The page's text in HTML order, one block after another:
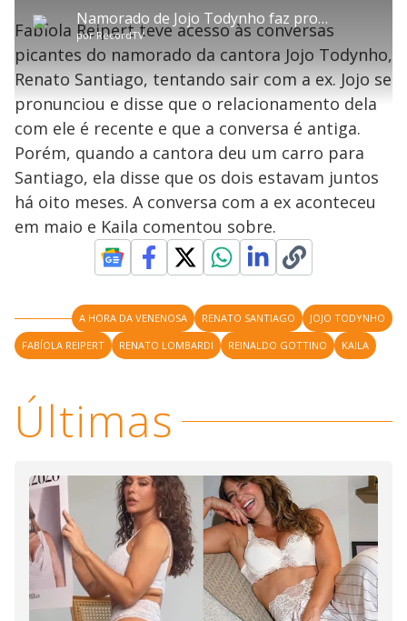
P
l
a
y
V
i
d
e
o
Namorado de Jojo Todynho faz proposta de encontro íntimo com ex-namorada
por RecordTV
t
a
r
0
e
g
u
n
d
s
n
ç
a
1
s
e
u
n
o
M
u
:
1
.
3
9
%
l
s
c
r
n
i
l
a
Fabíola Reipert teve acesso às conversas
picantes do namorado da cantora Jojo Todynho,
Renato Santiago, tentando sair com a ex. Jojo se
pronunciou e disse que o relacionamento dela
com ele é recente e que a conversa é antiga.
Porém, quando a cantora deu um carro para
Santiago, ela disse que os dois estavam juntos
há oito meses. A conversa com a ex aconteceu
em maio e Kaila comentou sobre.
A HORA DA VENENOSA RENATO SANTIAGO
JOJO TODYNHO
FABÍOLA REIPERT
RENATO LOMBARDI REINALDO GOTTINO KAILA
Últimas